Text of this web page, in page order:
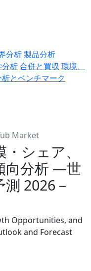
分析製品分析
析合併と買収 環境、
とベンチマーク
Market
シェア、
向分析 ―世
2026－
Opportunities, and
and Forecast